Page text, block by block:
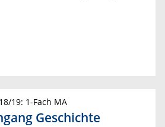
19: 1-Fach MA
Geschichte